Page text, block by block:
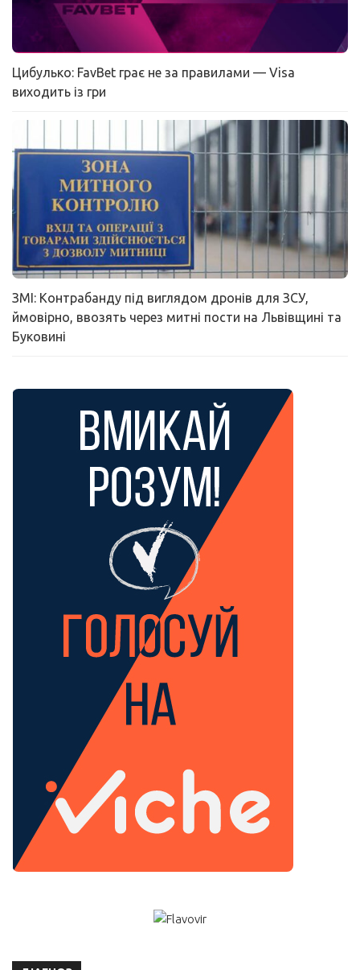
Цибулько: FavBet грає не за правилами — Visa
виходить із гри
ЗМІ: Контрабанду під виглядом дронів для ЗСУ,
ймовірно, ввозять через митні пости на Львівщині та
Буковині